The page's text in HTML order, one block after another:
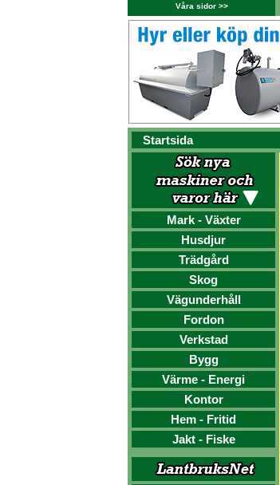
Våra sidor >>
Startsida
Mark - Växter
Husdjur
Trädgård
Skog
Vägunderhåll
Fordon
Verkstad
Bygg
Värme - Energi
Kontor
Hem - Fritid
Jakt - Fiske